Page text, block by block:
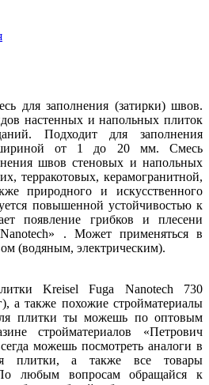
для заполнения (затирки) швов.
настенных и напольных плиток
Подходит для заполнения
от 1 до 20 мм. Смесь
швов стеновых и напольных
терракотовых, керамогранитной,
природного и искусственного
повышенной устойчивостью к
появление грибков и плесени
. Может применяться в
(водяным, электрическим).
Kreisel Fuga Nanotech 730
а также похожие стройматериалы
плитки ты можешь по оптовым
стройматериалов «Петрович
можешь посмотреть аналоги в
плитки, а также все товары
любым вопросам обращайся к